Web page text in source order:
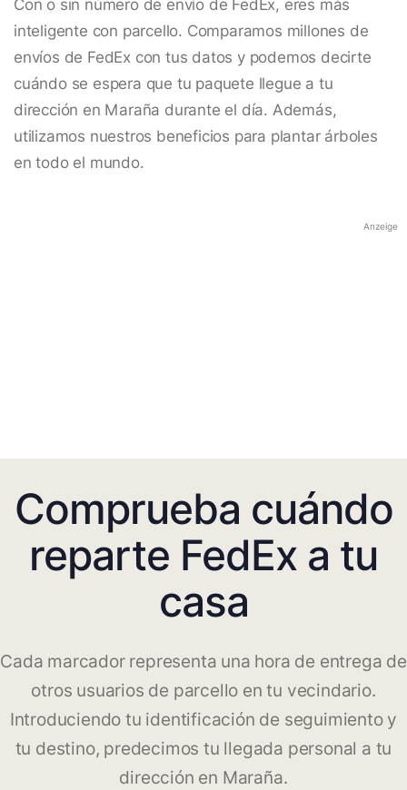
Con o sin número de envío de FedEx, eres más
inteligente con parcello. Comparamos millones de
envíos de FedEx con tus datos y podemos decirte
cuándo se espera que tu paquete llegue a tu
dirección en Maraña durante el día. Además,
utilizamos nuestros beneficios para plantar árboles
en todo el mundo.
Anzeige
Comprueba cuándo
reparte FedEx a tu
casa
Cada marcador representa una hora de entrega de
otros usuarios de parcello en tu vecindario.
Introduciendo tu identificación de seguimiento y
tu destino, predecimos tu llegada personal a tu
dirección en Maraña.